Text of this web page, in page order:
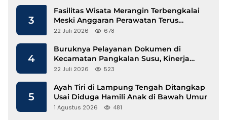
3
Fasilitas Wisata Merangin Terbengkalai
Meski Anggaran Perawatan Terus
Mengalir
22 Juli 2026 678
4
Buruknya Pelayanan Dokumen di
Kecamatan Pangkalan Susu, Kinerja
Disdukcapil Langkat Disorot
22 Juli 2026 523
5
Ayah Tiri di Lampung Tengah Ditangkap
Usai Diduga Hamili Anak di Bawah Umur
1 Agustus 2026 481